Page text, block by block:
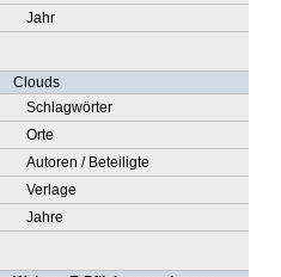
Jahr
Clouds
Schlagwörter
Orte
Autoren / Beteiligte
Verlage
Jahre